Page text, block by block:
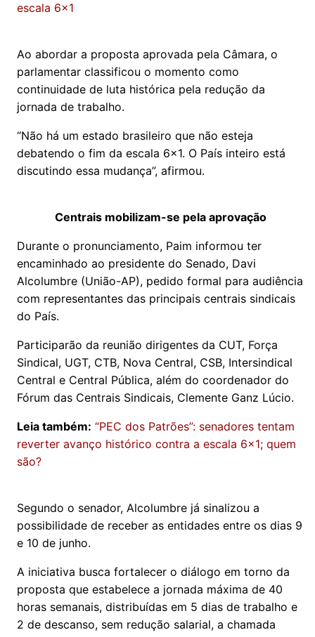
escala 6x1
Ao abordar a proposta aprovada pela Câmara, o
parlamentar classificou o momento como
continuidade de luta histórica pela redução da
jornada de trabalho.
“Não há um estado brasileiro que não esteja
debatendo o fim da escala 6x1. O País inteiro está
discutindo essa mudança”, afirmou.
Centrais mobilizam-se pela aprovação
Durante o pronunciamento, Paim informou ter
encaminhado ao presidente do Senado, Davi
Alcolumbre (União-AP), pedido formal para audiência
com representantes das principais centrais sindicais
do País.
Participarão da reunião dirigentes da CUT, Força
Sindical, UGT, CTB, Nova Central, CSB, Intersindical
Central e Central Pública, além do coordenador do
Fórum das Centrais Sindicais, Clemente Ganz Lúcio.
Leia também: “PEC dos Patrões”: senadores tentam
reverter avanço histórico contra a escala 6x1; quem
são?
Segundo o senador, Alcolumbre já sinalizou a
possibilidade de receber as entidades entre os dias 9
e 10 de junho.
A iniciativa busca fortalecer o diálogo em torno da
proposta que estabelece a jornada máxima de 40
horas semanais, distribuídas em 5 dias de trabalho e
2 de descanso, sem redução salarial, a chamada